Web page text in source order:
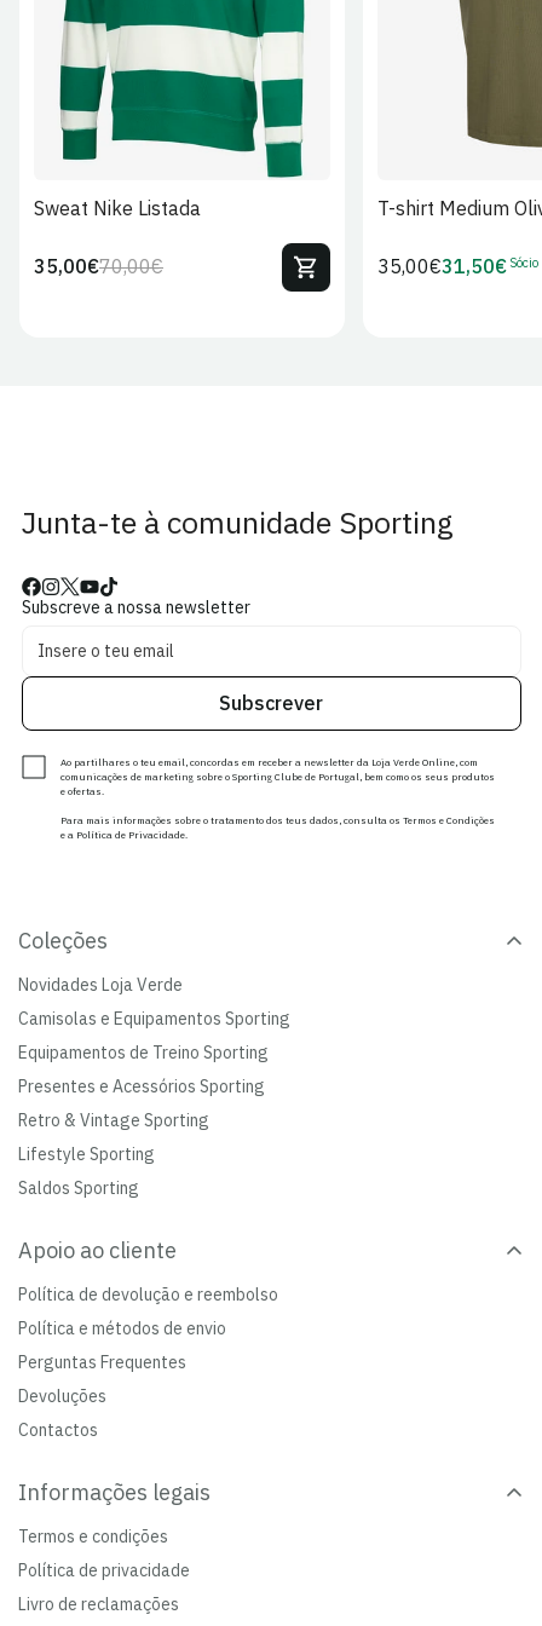
Sweat Nike Listada
Preço
70,00€Preço
35,00€
T-shirt Medium
Preço
35,00€Preço
31,50€ Sócio
Junta-te à comunidade Sporting
Subscreve a nossa newsletter
Subscrever
Ao partilhares o teu email, concordas em receber a newsletter da Loja Verde Online, com
comunicações de marketing sobre o Sporting Clube de Portugal, bem como os seus produtos
e ofertas.
Para mais informações sobre o tratamento dos teus dados, consulta os Termos e Condições
e a Política de Privacidade.
Coleções
Novidades Loja Verde
Camisolas e Equipamentos Sporting
Equipamentos de Treino Sporting
Presentes e Acessórios Sporting
Retro & Vintage Sporting
Lifestyle Sporting
Saldos Sporting
Apoio ao cliente
Política de devolução e reembolso
Política e métodos de envio
Perguntas Frequentes
Devoluções
Contactos
Informações legais
Termos e condições
Política de privacidade
Livro de reclamações